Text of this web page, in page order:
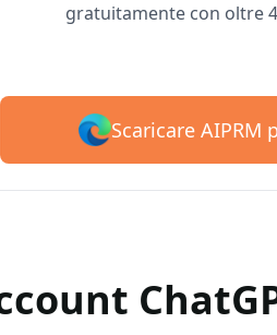
gratuitamente con oltre
Scaricare AIPRM